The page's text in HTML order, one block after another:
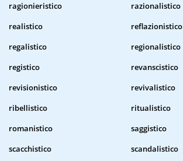
ragionieristico
razionalistico
realistico
reflazionistico
regalistico
regionalistico
registico
revanscistico
revisionistico
revivalistico
ribellistico
ritualistico
romanistico
saggistico
scacchistico
scandalistico